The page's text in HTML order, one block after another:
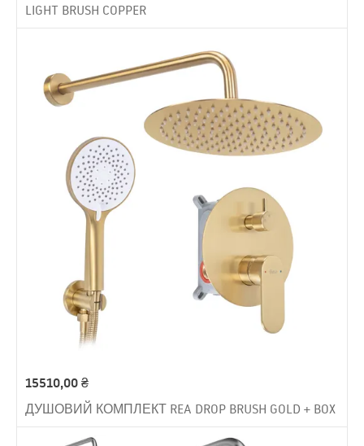
LIGHT BRUSH COPPER
15510,00₴
ДУШОВИЙ КОМПЛЕКТ REA DROP BRUSH GOLD + BOX